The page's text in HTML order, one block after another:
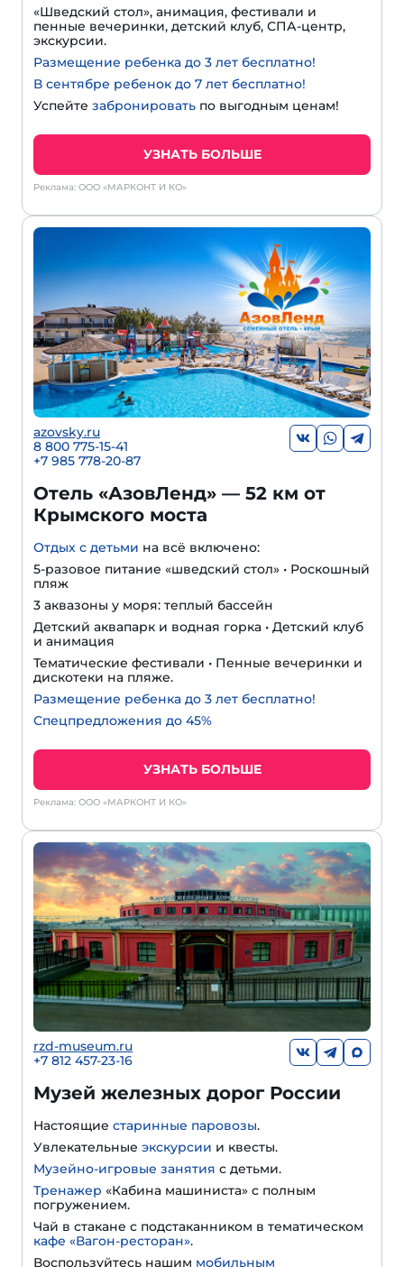
«Шведский стол», анимация, фестивали и
пенные вечеринки, детский клуб, СПА-центр,
экскурсии.
Размещение ребенка до 3 лет бесплатно!
В сентябре ребенок до 7 лет бесплатно!
Успейте забронировать по выгодным ценам!
УЗНАТЬ БОЛЬШЕ
Реклама: ООО «МАРКОНТ И КО»
azovsky.ru
8 800 775-15-41
+7 985 778-20-87
Отель «АзовЛенд» — 52 км от
Крымского моста
Отдых с детьми на всё включено:
5-разовое питание «шведский стол» • Роскошный
пляж
3 аквазоны у моря: теплый бассейн
Детский аквапарк и водная горка • Детский клуб
и анимация
Тематические фестивали • Пенные вечеринки и
дискотеки на пляже.
Размещение ребенка до 3 лет бесплатно!
Спецпредложения до 45%
УЗНАТЬ БОЛЬШЕ
Реклама: ООО «МАРКОНТ И КО»
rzd-museum.ru
+7 812 457-23-16
Музей железных дорог России
Настоящие старинные паровозы.
Увлекательные экскурсии и квесты.
Музейно-игровые занятия с детьми.
Тренажер «Кабина машиниста» с полным
погружением.
Чай в стакане с подстаканником в тематическом
кафе «Вагон-ресторан».
Воспользуйтесь нашим мобильным